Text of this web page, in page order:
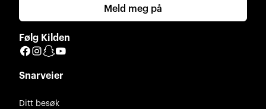
Meld meg på
Følg Kilden
Facebook
Instagram
Snapchat
Snarveier
Ditt besøk